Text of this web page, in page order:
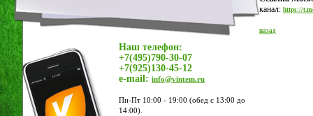
Наш телефон:
+7(495)790-30-07
+7(925)130-45-12
e-mail: info@vintem.ru
Пн-Пт 10:00 - 19:00 (обед с 13:00 до
14:00).
канал: https://
назад